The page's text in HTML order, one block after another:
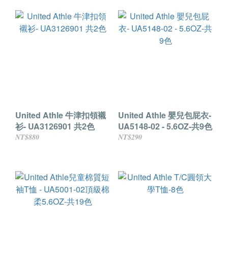
United Athle 牛津扣領襯
衫- UA3126901 共2色
NT$880
United Athle 嬰兒包屁衣-
UA5148-02 - 5.6OZ-共9色
NT$290